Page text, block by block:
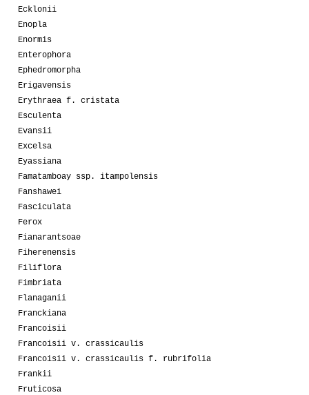
Ecklonii
Enopla
Enormis
Enterophora
Ephedromorpha
Erigavensis
Erythraea f. cristata
Esculenta
Evansii
Excelsa
Eyassiana
Famatamboay ssp. itampolensis
Fanshawei
Fasciculata
Ferox
Fianarantsoae
Fiherenensis
Filiflora
Fimbriata
Flanaganii
Franckiana
Francoisii
Francoisii v. crassicaulis
Francoisii v. crassicaulis f. rubrifolia
Frankii
Fruticosa